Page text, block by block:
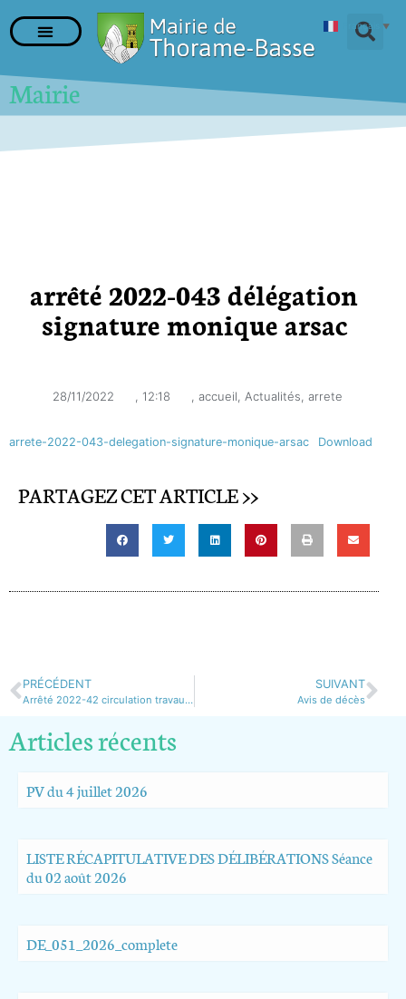
Mairie
arrêté 2022-043 délégation
signature monique arsac
28/11/2022 , 12:18 , accueil, Actualités, arrete
arrete-2022-043-delegation-signature-monique-arsac Download
PARTAGEZ CET ARTICLE >>
PRÉCÉDENT
Arrêté 2022-42 circulation travaux poteau orange
SUIVANT
Avis de décès
Articles récents
PV du 4 juillet 2026
LISTE RÉCAPITULATIVE DES DÉLIBÉRATIONS Séance
du 02 août 2026
DE_051_2026_complete
Français ▼